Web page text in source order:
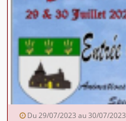
Du 29/07/2023 au 30/07/2023